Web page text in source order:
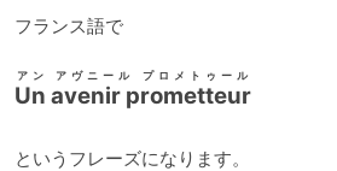
フランス語で
Un avenir prometteur
アン アヴニール プロメトゥール
というフレーズになります。